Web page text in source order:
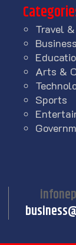
Travel
Arts &
Sports